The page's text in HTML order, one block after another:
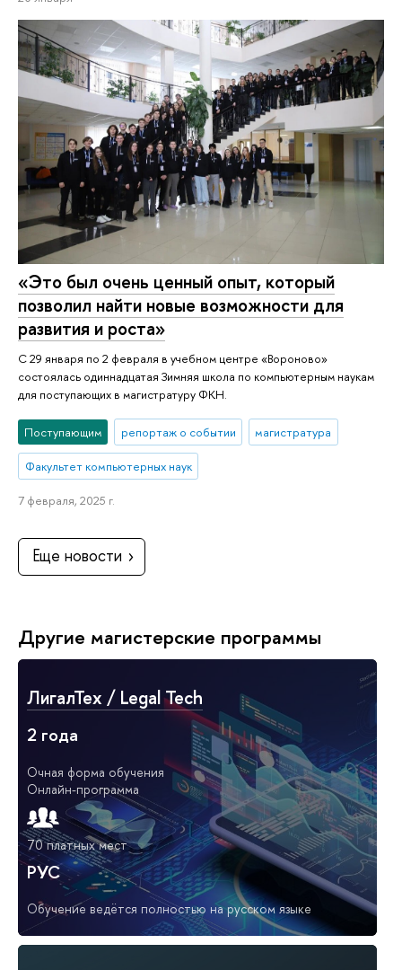
«‎Это был очень ценный опыт, который
позволил найти новые возможности для
развития и роста»
С 29 января по 2 февраля в учебном центре «Вороново»
состоялась одиннадцатая Зимняя школа по компьютерным наукам
для поступающих в магистратуру ФКН.
Поступающим репортаж о событии магистратура
Факультет компьютерных наук
7 февраля, 2025 г.
Еще новости
Другие магистерские программы
ЛигалТех / Legal Tech
2 года
Очная форма обучения
Онлайн-программа
70 платных мест
РУС
Обучение ведётся полностью на русском языке